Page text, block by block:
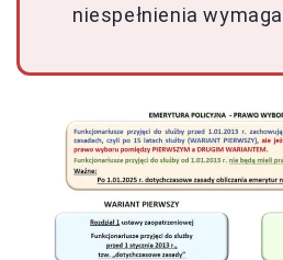
niespełnienia